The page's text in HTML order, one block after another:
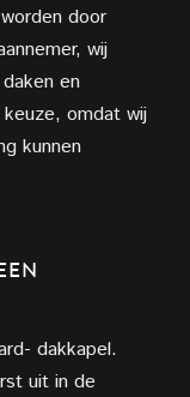
door
wij
en
omdat wij
kunnen
dakkapel.
uit in de